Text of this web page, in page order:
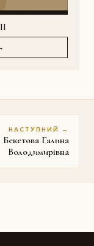
НАСТУПНИЙ →
Бекетова Галина
Володимирівна